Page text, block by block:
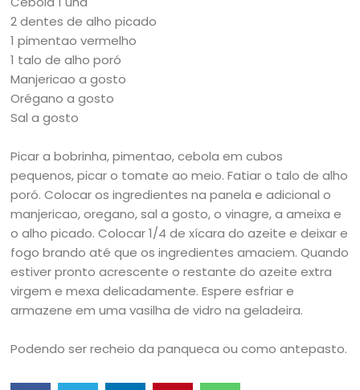
2 dentes de alho picado
1 pimentao vermelho
1 talo de alho poró
Manjericao a gosto
Orégano a gosto
Sal a gosto
Picar a bobrinha, pimentao, cebola em cubos
pequenos, picar o tomate ao meio. Fatiar o talo de alho
poró. Colocar os ingredientes na panela e adicional o
manjericao, oregano, sal a gosto, o vinagre, a ameixa e
o alho picado. Colocar 1/4 de xícara do azeite e deixar e
fogo brando até que os ingredientes amaciem. Quando
estiver pronto acrescente o restante do azeite extra
virgem e mexa delicadamente. Espere esfriar e
armazene em uma vasilha de vidro na geladeira.
Podendo ser recheio da panqueca ou como antepasto.